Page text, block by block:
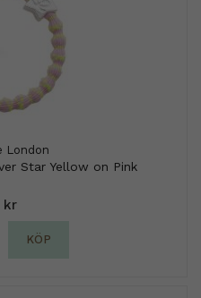
London
Star Yellow on Pink
kr
KÖP